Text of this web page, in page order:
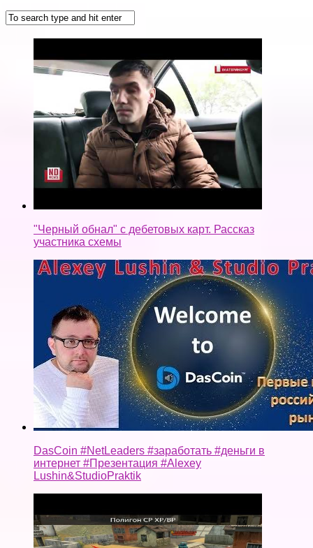
"Черный обнал" с дебетовых карт. Рассказ
участника схемы
DasCoin #NetLeaders #заработать #деньги в
интернет #Презентация #Alexey
Lushin&StudioPraktik